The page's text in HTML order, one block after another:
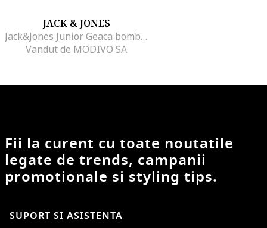
JACK & JONES
Jack&Jones Junior Geaca bomber Carter 12261333 Negru Regular Fit, Poliester
Vandut de MODIVO SA
Fii la curent cu toate noutatile
legate de trends, campanii
promotionale si styling tips.
SUPORT SI ASISTENTA